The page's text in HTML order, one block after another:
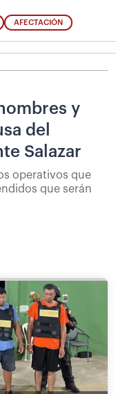
AFECTACIÓN
y
del
Salazar
operativos que
que serán